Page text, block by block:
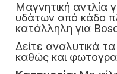
Μαγνητική αντλία
υδάτων από κάδο
κατάλληλη για
Δείτε αναλυτικά
καθώς και